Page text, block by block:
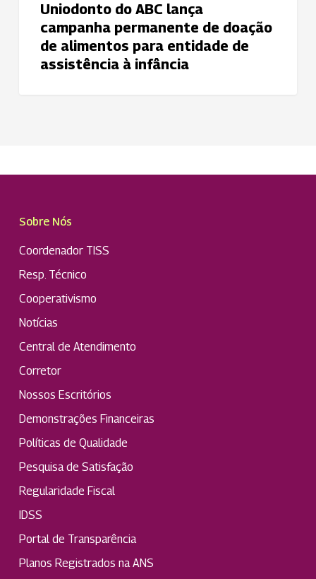
Uniodonto do ABC lança
campanha permanente de doação
de alimentos para entidade de
assistência à infância
Sobre Nós
Coordenador TISS
Resp. Técnico
Cooperativismo
Notícias
Central de Atendimento
Corretor
Nossos Escritórios
Demonstrações Financeiras
Políticas de Qualidade
Pesquisa de Satisfação
Regularidade Fiscal
IDSS
Portal de Transparência
Planos Registrados na ANS